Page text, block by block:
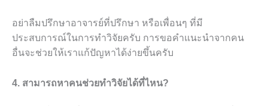
อย่าลืมปรึกษาอาจารย์ที่ปรึกษา หรือเพื่อนๆ ที่มี
ประสบการณ์ในการทำวิจัยครับ การขอคำแนะนำจากคน
อื่นจะช่วยให้เราแก้ปัญหาได้ง่ายขึ้นครับ
4. สามารถหาคนช่วยทำวิจัยได้ที่ไหน?